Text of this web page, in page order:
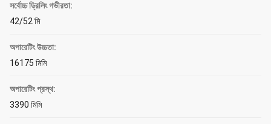
সর্বোচ্চ ড্রিলিং গভীরতা:
42/52 মি
অপারেটিং উচ্চতা:
16175 মিমি
অপারেটিং প্রস্থ:
3390 মিমি